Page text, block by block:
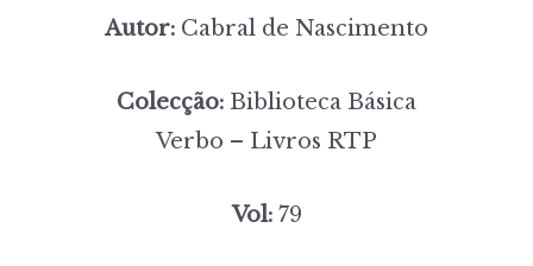
Autor: Cabral de Nascimento
Colecção: Biblioteca Básica
Verbo – Livros RTP
Vol:79